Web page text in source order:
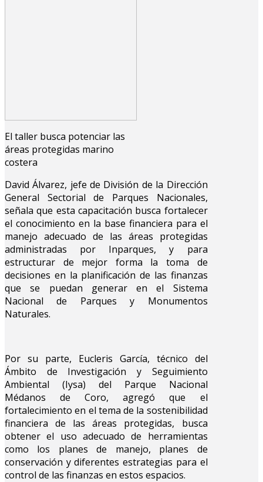
El taller busca potenciar las
áreas protegidas marino
costera
David Álvarez, jefe de División de la Dirección
General Sectorial de Parques Nacionales,
señala que esta capacitación busca fortalecer
el conocimiento en la base financiera para el
manejo adecuado de las áreas protegidas
administradas por Inparques, y para
estructurar de mejor forma la toma de
decisiones en la planificación de las finanzas
que se puedan generar en el Sistema
Nacional de Parques y Monumentos
Naturales.
Por su parte, Eucleris García, técnico del
Ámbito de Investigación y Seguimiento
Ambiental (Iysa) del Parque Nacional
Médanos de Coro, agregó que el
fortalecimiento en el tema de la sostenibilidad
financiera de las áreas protegidas, busca
obtener el uso adecuado de herramientas
como los planes de manejo, planes de
conservación y diferentes estrategias para el
control de las finanzas en estos espacios.